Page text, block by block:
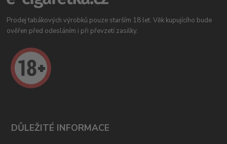
Prodej tabákových výrobků pouze starším 18 let. Věk kupujícího bude
ověřen před odesláním i při převzetí zasilky.
DŮLEŽITÉ INFORMACE